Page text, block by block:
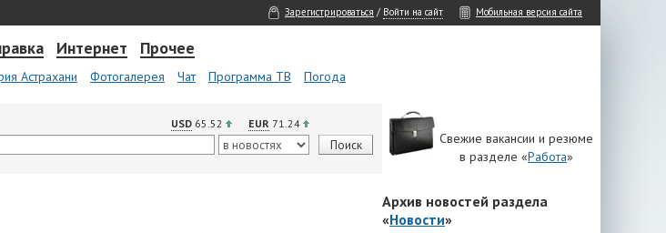
Зарегистрироваться / Войти на сайт Мобильная версия сайта
Интернет Прочее
Астрахани Фотогалерея Чат Программа ТВ Погода
USD 65.52 EUR 71.24
Свежие вакансии и резюме
в разделе «Работа»
Архив новостей раздела
«Новости»